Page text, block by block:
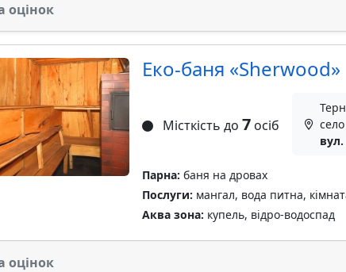
оцінок
Еко-баня «Sherwood»
Місткість до 7осіб
Парна: баня на дровах
Послуги: мангал, вода питна,
Аква зона: купель, відро-водоспад
оцінок